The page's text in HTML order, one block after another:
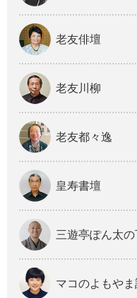
老友俳壇
老友川柳
老友都々逸
皇寿書壇
三遊亭ぽん太
マコのよもやま